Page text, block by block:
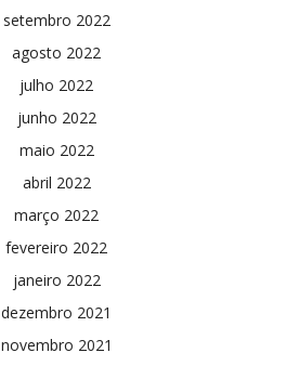
setembro 2022
agosto 2022
julho 2022
junho 2022
maio 2022
abril 2022
março 2022
fevereiro 2022
janeiro 2022
dezembro 2021
novembro 2021